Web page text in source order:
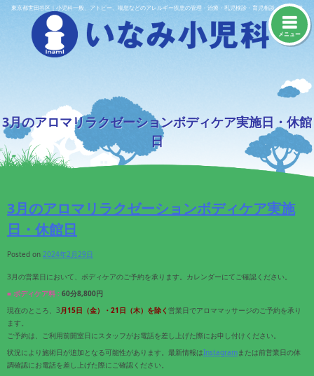
Skip東京都世田谷区｜小児科一般、アトピー、喘息などのアレルギー疾患の管理・治療・乳児検診・育児相談・予防接種
メニュー
3月のアロマリラクゼーションボディケア実施日・休館
日
3月のアロマリラクゼーションボディケア実施
日・休館日
Posted on 2024年2月29日
3月の営業日において、ボディケアのご予約を承ります。カレンダーにてご確認ください。
■ ボディケア料 : 60分8,800円
現在のところ、3月15日（金） ・21 日（木） を除く 営業日でアロママッサージのご予約を承り
ます。
ご予約は、ご利用前開室日にスタッフがお電話を差し上げた際にお申し付けください。
状況により施術日が追加となる可能性があります。最新情報はInstagramまたは前営業日の体
調確認にお電話を差し上げた際にご確認ください。